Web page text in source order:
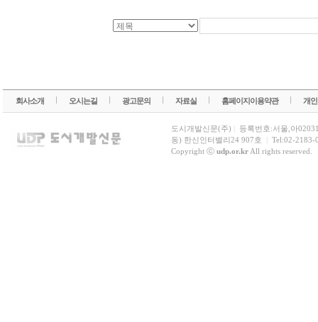
회사소개 오시는길 광고문의 자료실 홈페이지이용약관 개
도시개발신문(주)
등록번호:서울,아
동) 한신인터밸리24 907호
Tel:02-2183-
Copyright ⓒ udp.or.krAll rights reserved.